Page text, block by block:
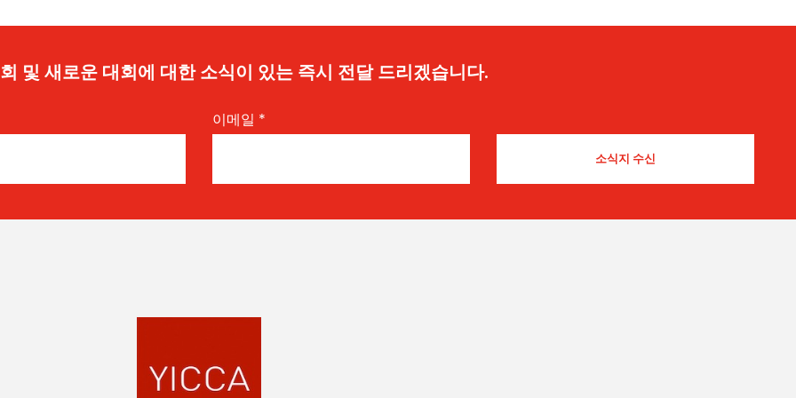
및 새로운 대회에 대한 소식이 있는 즉시 전달 드리겠습니다.
이메일 *